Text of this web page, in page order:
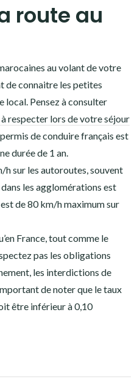
route au
au volant de votre
de connaitre les petites
local. Pensez à consulter
respecter lors de votre séjour
de conduire français est
durée de 1 an.
h sur les autoroutes, souvent
les agglomérations est
de 80 km/h maximum sur
France, tout comme le
pas les obligations
les interdictions de
de noter que le taux
être inférieur à 0,10